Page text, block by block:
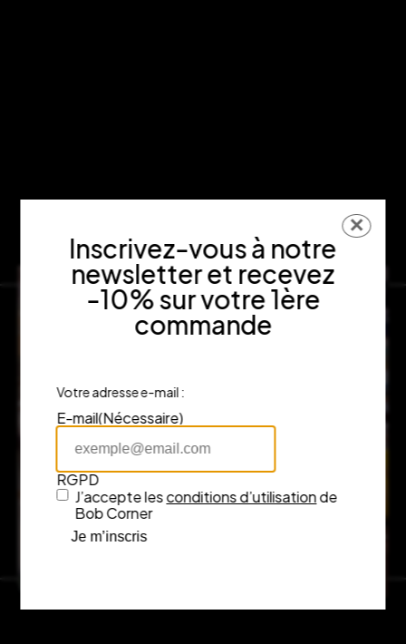
Inscrivez-vous à notre
newsletter et recevez
-10% sur votre 1ère
commande
Votre adresse e-mail :
E-mail(Nécessaire)
RGPD
J’accepte lesconditions d’utilisationde
Bob Corner
Je m’inscris
✕